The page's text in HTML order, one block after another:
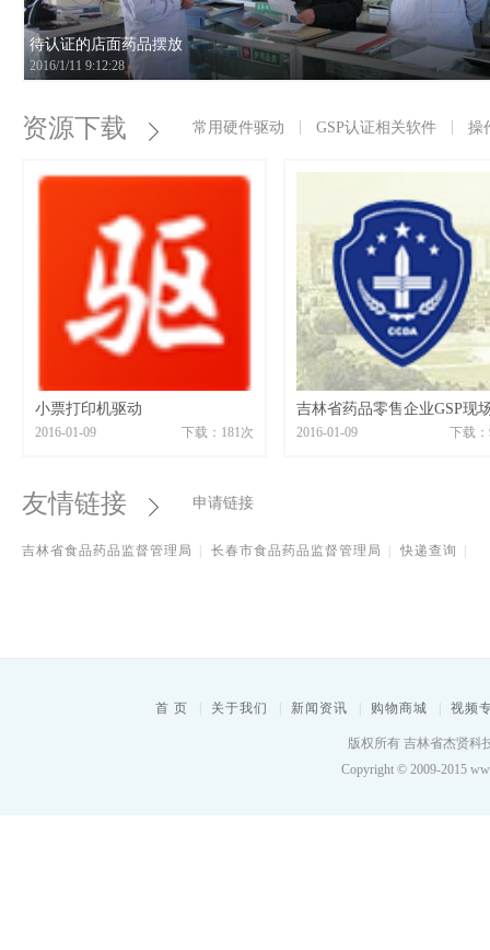
待认证的店面药品摆放
2016/1/11 9:12:28
资源下载 常用硬件驱动 GSP认证相关软件 操
小票打印机驱动
下载： 181次
2016-01-09 下载：
2016-01-09
友情链接 申请链接
吉林省食品药品监督管理局 长春市食品药品监督管理局 快递查询
首 页 关于我们 新闻资讯 购物商城 视频
版权所有 吉林省杰贤科
Copyright © 2009-2015